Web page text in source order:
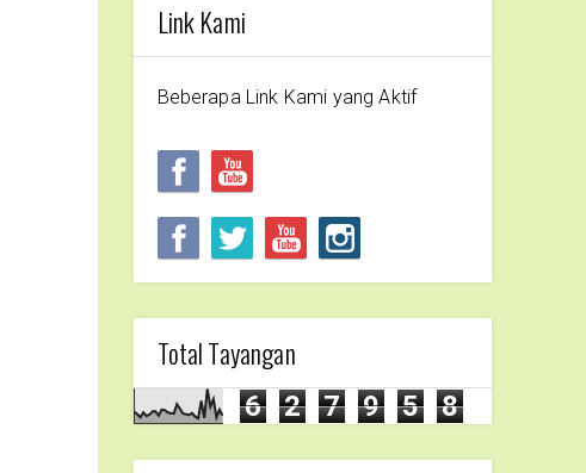
Link Kami
Beberapa Link Kami yang Aktif
Total Tayangan
6 2 7 9 5 8